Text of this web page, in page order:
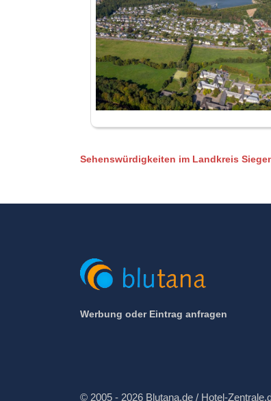
Sehenswürdigkeiten im Landkreis
Werbung oder Eintrag anfragen
© 2005 - 2026 Blutana.de / Hotel-